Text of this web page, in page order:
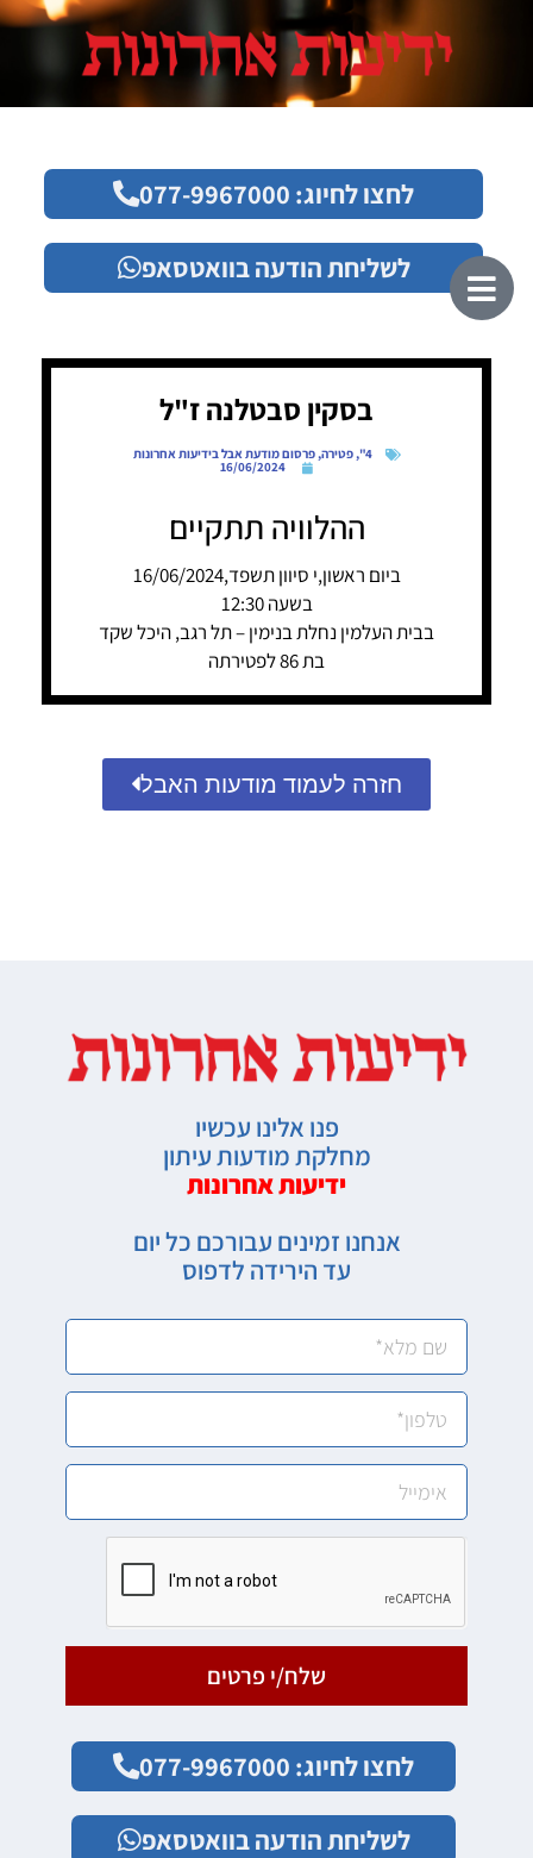
לחצו לחיוג: 077-9967000
לשליחת הודעה בוואטסאפ
בסקין סבטלנה ז"ל
4"
,פטירה,פרסום מודעת אבל בידיעות אחרונות
16/06/2024
ההלוויה תתקיים
ביום ראשון,י סיוון תשפד,16/06/2024
בשעה 12:30
בבית העלמין נחלת בנימין – תל רגב, היכל שקד
בת 86 לפטירתה
חזרה לעמוד מודעות האבל
פנו אלינו עכשיו
מחלקת מודעות עיתון
ידיעות אחרונות
אנחנו זמינים עבורכם כל יום
עד הירידה לדפוס
שלח/י פרטים
לחצו לחיוג: 077-9967000
לשליחת הודעה בוואטסאפ